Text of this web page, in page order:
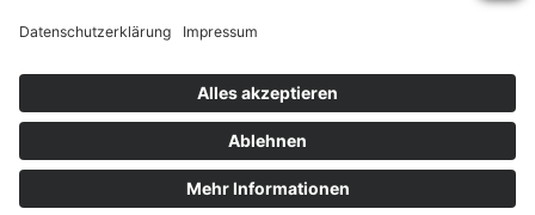
Stellenangebote
Presse
Veranstaltungen
Impressum
Cookie-Einstellungen